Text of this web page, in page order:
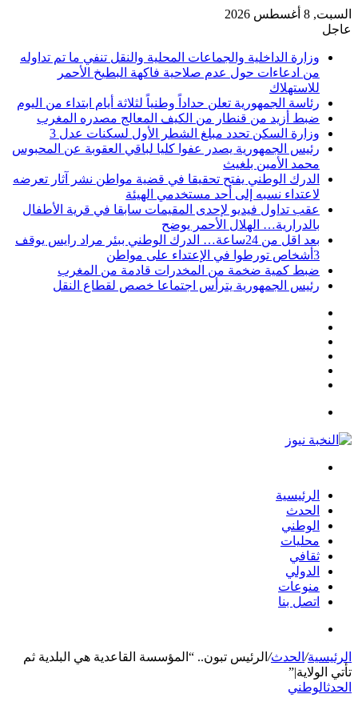
السبت, 8 أغسطس 2026
عاجل
وزارة الداخلية والجماعات المحلية والنقل تنفي ما تم تداوله
من ادعاءات حول عدم صلاحية فاكهة البطيخ الأحمر
للاستهلاك
رئاسة الجمهورية تعلن حداداً وطنياً لثلاثة أيام ابتداء من اليوم
ضبط أزيد من قنطار من الكيف المعالج مصدره المغرب
وزارة السكن تحدد مبلغ الشطر الأول لسكنات عدل 3
رئيس الجمهورية يصدر عفوا كليا لباقي العقوبة عن المحبوس
محمد الأمين بلغيث
الدرك الوطني يفتح تحقيقا في قضية مواطن نشر آثار تعرضه
لاعتداء نسبه إلى أحد مستخدمي الهيئة
عقب تداول فيديو لإحدى المقيمات سابقا في قرية الأطفال
بالدرارية… الهلال الأحمر يوضح
بعد اقل من 24ساعة… الدرك الوطني ببئر مراد رايس يوقف
3أشخاص تورطوا في الإعتداء على مواطن
ضبط كمية ضخمة من المخدرات قادمة من المغرب
رئيس الجمهورية يترأس اجتماعا خصص لقطاع النقل
الرئيسية
الحدث
الوطني
محليات
ثقافي
الدولي
منوعات
اتصل بنا
الرئيسية/ الحدث/ الرئيس تبون.. “المؤسسة القاعدية هي البلدية ثم
تأتي الولاية|”
الحدثالوطني